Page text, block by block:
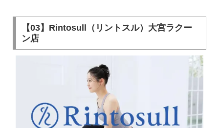
【03】Rintosull（リントスル）大宮ラクー
ン店